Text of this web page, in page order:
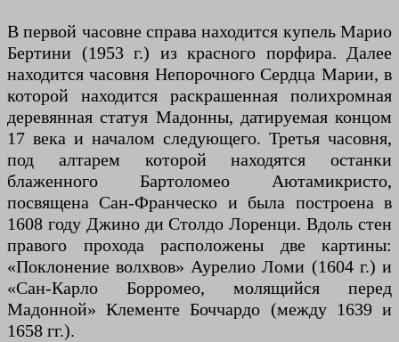
В первой часовне справа находится купель Марио
Бертини (1953 г.) из красного порфира. Далее
находится часовня Непорочного Сердца Марии, в
которой находится раскрашенная полихромная
деревянная статуя Мадонны, датируемая концом
17 века и началом следующего. Третья часовня,
под алтарем которой находятся останки
блаженного Бартоломео Аютамикристо,
посвящена Сан-Франческо и была построена в
1608 году Джино ди Столдо Лоренци. Вдоль стен
правого прохода расположены две картины:
«Поклонение волхвов» Аурелио Ломи (1604 г.) и
«Сан-Карло Борромео, молящийся перед
Мадонной» Клементе Боччардо (между 1639 и
1658 гг.).